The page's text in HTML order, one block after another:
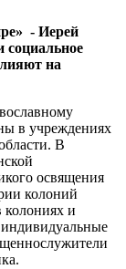
- Иерей
социальное
на
в учреждениях
В
освящения
колоний
колониях и